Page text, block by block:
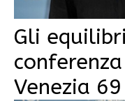
Gli
Venezia 69